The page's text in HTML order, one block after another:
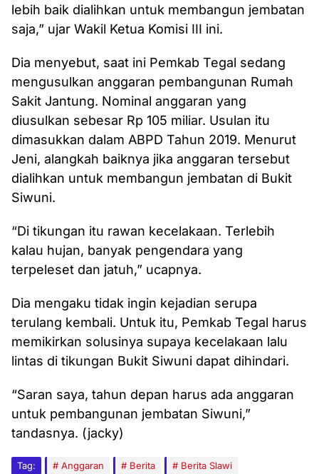
lebih baik dialihkan untuk membangun jembatan
saja,” ujar Wakil Ketua Komisi III ini.
Dia menyebut, saat ini Pemkab Tegal sedang
mengusulkan anggaran pembangunan Rumah
Sakit Jantung. Nominal anggaran yang
diusulkan sebesar Rp 105 miliar. Usulan itu
dimasukkan dalam ABPD Tahun 2019. Menurut
Jeni, alangkah baiknya jika anggaran tersebut
dialihkan untuk membangun jembatan di Bukit
Siwuni.
“Di tikungan itu rawan kecelakaan. Terlebih
kalau hujan, banyak pengendara yang
terpeleset dan jatuh,” ucapnya.
Dia mengaku tidak ingin kejadian serupa
terulang kembali. Untuk itu, Pemkab Tegal harus
memikirkan solusinya supaya kecelakaan lalu
lintas di tikungan Bukit Siwuni dapat dihindari.
“Saran saya, tahun depan harus ada anggaran
untuk pembangunan jembatan Siwuni,”
tandasnya. (jacky)
Tag: Anggaran Berita Berita Slawi